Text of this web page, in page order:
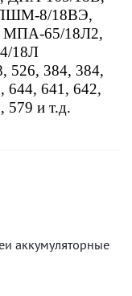
8/18ВЭ,
65/18Л2,
18Л
526, 384, 384,
644, 641, 642,
579 и т.д.
аккумуляторные